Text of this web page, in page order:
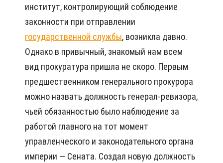
институт, контролирующий соблюдение
законности при отправлении
государственной службы, возникла давно.
Однако в привычный, знакомый нам всем
вид прокуратура пришла не скоро. Первым
предшественником генерального прокурора
можно назвать должность генерал-ревизора,
чьей обязанностью было наблюдение за
работой главного на тот момент
управленческого и законодательного органа
империи — Сената. Создал новую должность